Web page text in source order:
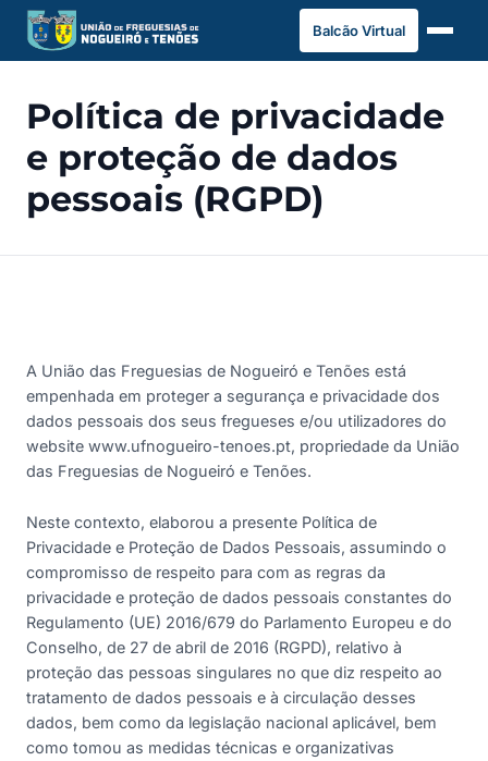
Saltar
para
o
Balcão Virtual
Política de privacidade
e proteção de dados
pessoais (RGPD)
A União das Freguesias de Nogueiró e Tenões está
empenhada em proteger a segurança e privacidade dos
dados pessoais dos seus fregueses e/ou utilizadores do
website www.ufnogueiro-tenoes.pt, propriedade da União
das Freguesias de Nogueiró e Tenões.
Neste contexto, elaborou a presente Política de
Privacidade e Proteção de Dados Pessoais, assumindo o
compromisso de respeito para com as regras da
privacidade e proteção de dados pessoais constantes do
Regulamento (UE) 2016/679 do Parlamento Europeu e do
Conselho, de 27 de abril de 2016 (RGPD), relativo à
proteção das pessoas singulares no que diz respeito ao
tratamento de dados pessoais e à circulação desses
dados, bem como da legislação nacional aplicável, bem
como tomou as medidas técnicas e organizativas